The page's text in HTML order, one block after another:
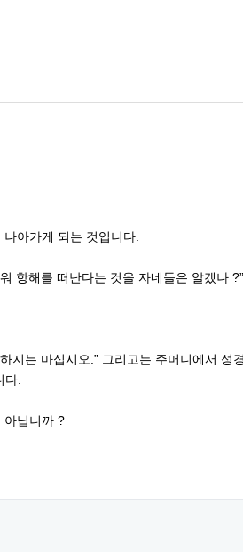
아가게 되는 것입니다.
항해를 떠난다는 것을 자네들은 알겠나
는 마십시오.” 그리고는 주머니에서 성
.
아닙니까 ?